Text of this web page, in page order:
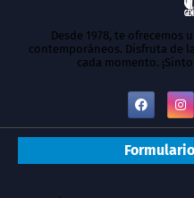
Desde 1978, te ofrecemos
contemporáneos. Disfruta de
cada momento.